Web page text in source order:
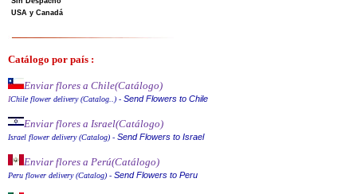
USA y Canadá
Catálogo por país :
Enviar flores a Chile(Catálogo)
IChile flower delivery (Catalog..) - Send Flowers to Chile
Enviar flores a Israel(Catálogo)
Israel flower delivery (Catalog) - Send Flowers to Israel
Enviar flores a Perú(Catálogo)
Peru flower delivery (Catalog) - Send Flowers to Peru